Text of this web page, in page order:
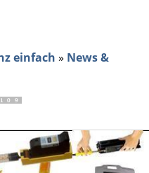
einfach » News &